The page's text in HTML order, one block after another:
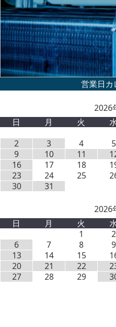
2026
日
月 火
2
3 4 5
9
10 11
16
17 18
23
24 25
30
31
2026
日
月 火
1
2
6
7 8 9
13
14 15
20
21 22
27
28 29